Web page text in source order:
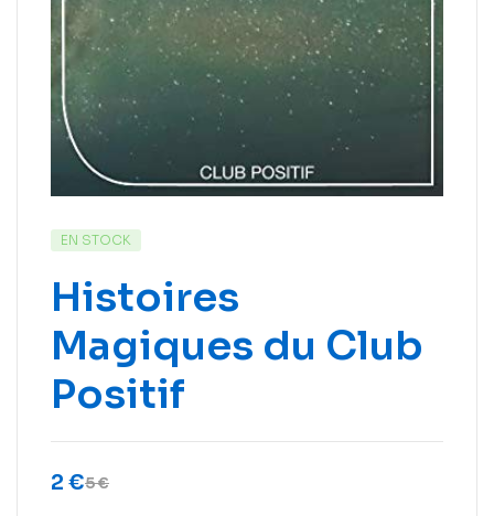
EN STOCK
Histoires
Magiques du Club
Positif
5€
2 €